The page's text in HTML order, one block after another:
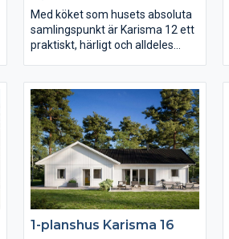
Med köket som husets absoluta
samlingspunkt är Karisma 12 ett
praktiskt, härligt och alldeles
det mesta sticker huset i sig
självt inte ut. Karisma 12 är
därmed fritt för er att prägla
precis enligt er egen stil vilket gör
att varje hus blir unikt. Njut av en
härlig uteplats i vinkel, en separat
barnavdelning och alla
bekvämligheter inom nära
räckhåll.
1-planshus Karisma 16